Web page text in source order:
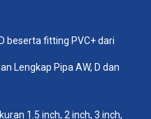
Lengkap Pipa AW, D dan